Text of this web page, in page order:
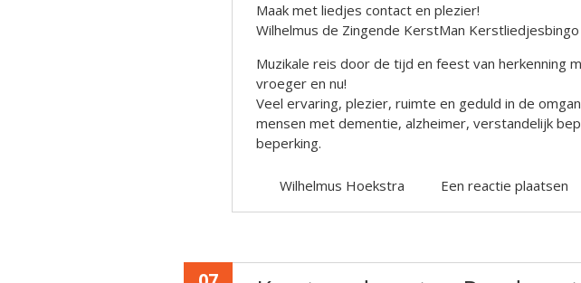
Maak met liedjes contact en plezier!
Wilhelmus de Zingende KerstMan Kerstliedjesbingo
Muzikale reis door de tijd en feest van herkenning
vroeger en nu!
Veel ervaring, plezier, ruimte en geduld in de
mensen met dementie, alzheimer, verstandelijk
beperking.
Wilhelmus Hoekstra Een reactie plaatsen